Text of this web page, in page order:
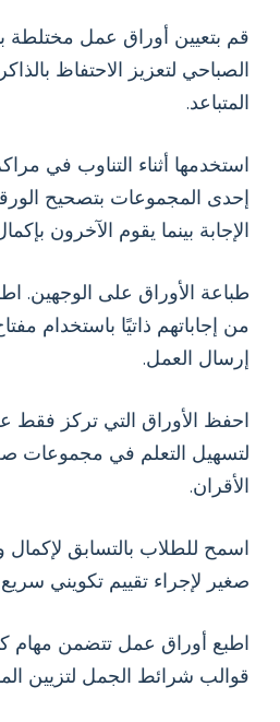
قم بتعيين أوراق عمل مختلطة
الصباحي لتعزيز الاحتفاظ
المتباعد.
استخدمها أثناء التناوب في
إحدى المجموعات بتصحيح
الإجابة بينما يقوم الآخرون
طباعة الأوراق على الوجهين.
من إجاباتهم ذاتيًا باستخدام
إرسال العمل.
احفظ الأوراق التي تركز فقط
لتسهيل التعلم في مجموعات
الأقران.
اسمح للطلاب بالتسابق
صغير لإجراء تقييم تكويني
اطبع أوراق عمل تتضمن مهام
قوالب شرائط الجمل لتزيين